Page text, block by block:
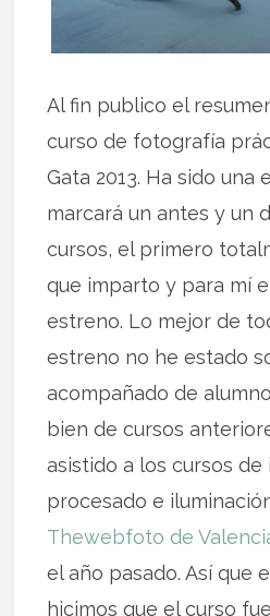
Al fin publico el
curso de fotografía
Gata 2013. Ha sido una
marcará un antes y un
cursos, el primero
que imparto y para mí
estreno. Lo mejor de
estreno no he estado
acompañado de
bien de cursos
asistido a los cursos de
procesado e
Thewebfoto de
el año pasado. Así que
hicimos que el curso